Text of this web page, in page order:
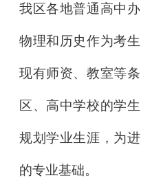
我区各地普通高中
物理和历史作为考
现有师资、教室等
区、高中学校的学
规划学业生涯，为
的专业基础。